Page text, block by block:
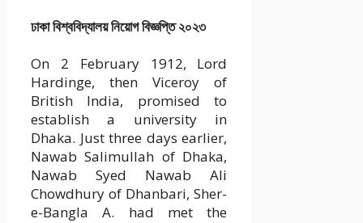
ঢাকা বিশ্ববিদ্যালয় নিয়োগ বিজ্ঞপ্তি ২০২৩
On 2 February 1912, Lord
Hardinge, then Viceroy of
British India, promised to
establish a university in
Dhaka. Just three days earlier,
Nawab Salimullah of Dhaka,
Nawab Syed Nawab Ali
Chowdhury of Dhanbari, Sher-
e-Bangla A. had met the